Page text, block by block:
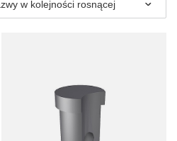
w kolejności rosnącej